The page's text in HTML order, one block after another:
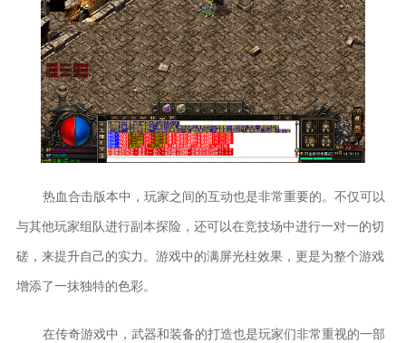
热血合击版本中，玩家之间的互动也是非常重要的。不仅可以
与其他玩家组队进行副本探险，还可以在竞技场中进行一对一的切
磋，来提升自己的实力。游戏中的满屏光柱效果，更是为整个游戏
增添了一抹独特的色彩。
在传奇游戏中，武器和装备的打造也是玩家们非常重视的一部